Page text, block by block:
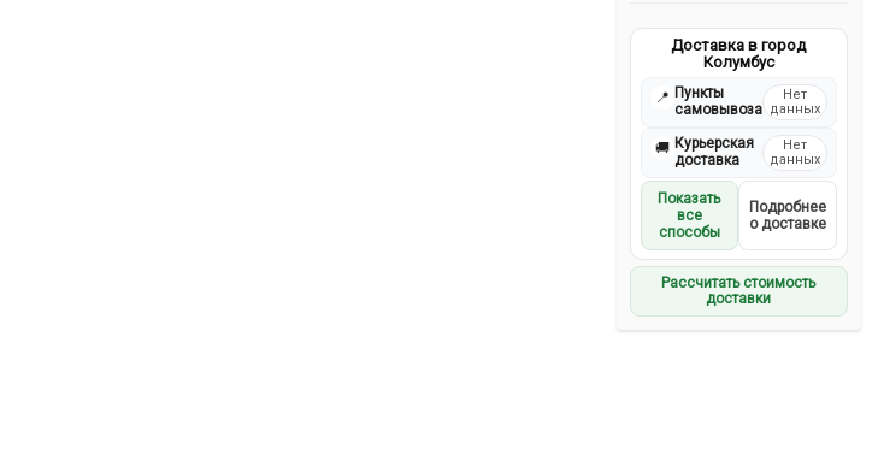
Доставка в город
Колумбус
📍 Пункты
самовывоза
Нет
данных
🚚 Курьерская
доставка
Нет
данных
Показать
все
способы
Подробнее
о доставке
Рассчитать стоимость
доставки